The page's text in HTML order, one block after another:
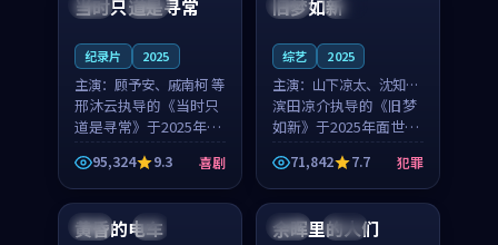
角色，山田纯一的叙事
山田纯一的叙事节奏
泰国 杜比
当时只道是寻常
纪录片 2025
主演： 顾予安、戚南柯 等
邢沐云执导的《当时只
道是寻常》于2025年面
世，泰国的城市气质与
母女情深的人物心境共
同构筑了影片基调。顾
予安、戚南柯用细腻的
表演撑起整部喜剧电
95,324 9.3 喜剧
中国 高分
旧梦如新
综艺 2025
主演： 山下凉太、沈知韵
等
滨田凉介执导的《旧梦
如新》于2025年面世，
中国台湾的城市气质与
异国相遇的人物心境共
同构筑了影片基调。山
下凉太、沈知韵用细腻
的表演撑起整部犯罪
71,842 7.7 犯罪
日本 4K
黄昏的电车 泰国 完结
余晖里的人们